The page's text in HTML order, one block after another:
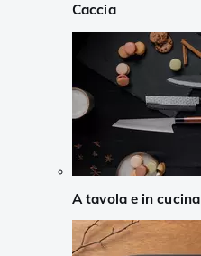
Caccia
A tavola e in cucina